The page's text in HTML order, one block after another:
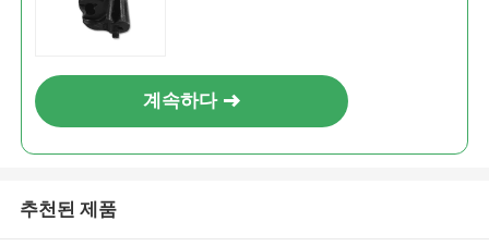
계속하다
추천된 제품